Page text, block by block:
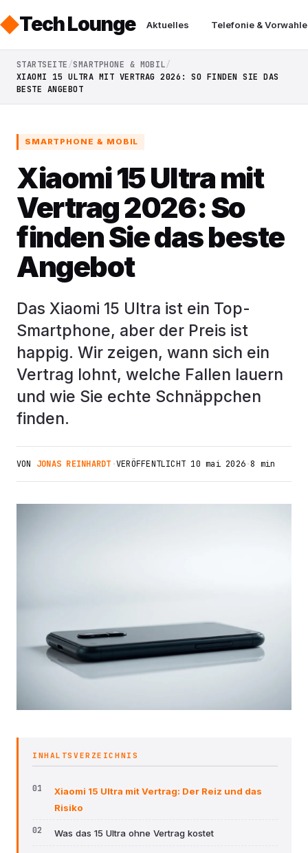
Tech Lounge Aktuelles Telefonie &
STARTSEITE SMARTPHONE & MOBIL
XIAOMI 15 ULTRA MIT VERTRAG 2026: SO FINDEN SIE DAS
BESTE ANGEBOT
SMARTPHONE & MOBIL
Xiaomi 15 Ultra mit
Vertrag 2026: So
finden Sie das beste
Angebot
Das Xiaomi 15 Ultra ist ein Top-
Smartphone, aber der Preis ist
happig. Wir zeigen, wann sich ein
Vertrag lohnt, welche Fallen lauern
und wie Sie echte Schnäppchen
finden.
VON JONAS REINHARDT ·VERÖFFENTLICHT 10 mai 2026·8 min
INHALTSVERZEICHNIS
Xiaomi 15 Ultra mit Vertrag: Der Reiz und das
Risiko
Was das 15 Ultra ohne Vertrag kostet